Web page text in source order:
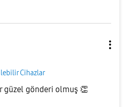
Cihazlar
güzel gönderi olmuş 👏